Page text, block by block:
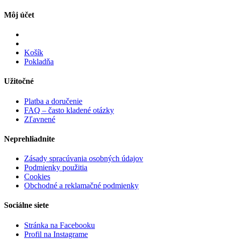
Môj účet
Košík
Pokladňa
Užitočné
Platba a doručenie
FAQ – často kladené otázky
Zľavnené
Neprehliadnite
Zásady spracúvania osobných údajov
Podmienky použitia
Cookies
Obchodné a reklamačné podmienky
Sociálne siete
Stránka na Facebooku
Profil na Instagrame